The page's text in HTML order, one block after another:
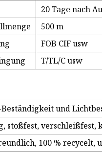
20 Tage nach
500 m
FOB CIF usw
T/TL/C usw
Beständigkeit und
stoßfest, verschleißfest,
100 % recycelt,